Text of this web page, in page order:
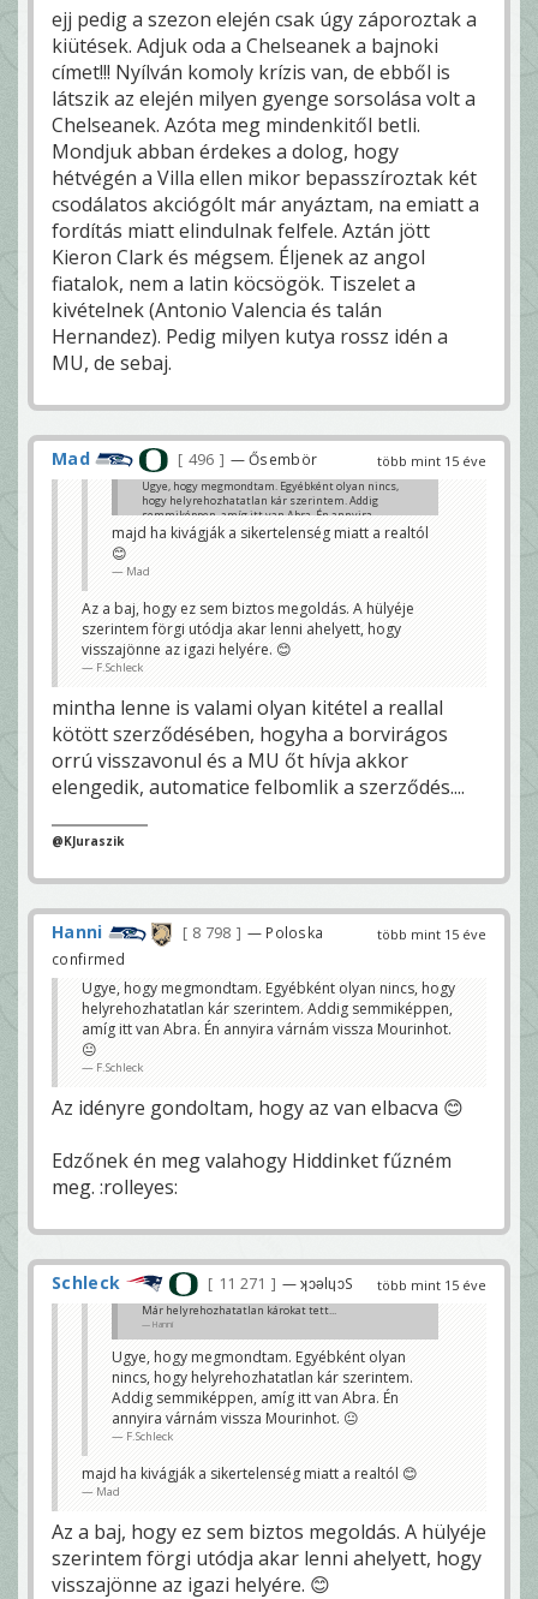
ejj pedig a szezon elején csak úgy záporoztak a
kiütések. Adjuk oda a Chelseanek a bajnoki
címet!!! Nyílván komoly krízis van, de ebből is
látszik az elején milyen gyenge sorsolása volt a
Chelseanek. Azóta meg mindenkitől betli.
Mondjuk abban érdekes a dolog, hogy
hétvégén a Villa ellen mikor bepasszíroztak két
csodálatos akciógólt már anyáztam, na emiatt a
fordítás miatt elindulnak felfele. Aztán jött
Kieron Clark és mégsem. Éljenek az angol
fiatalok, nem a latin köcsögök. Tiszelet a
kivételnek (Antonio Valencia és talán
Hernandez). Pedig milyen kutya rossz idén a
MU, de sebaj.
több mint 15 éve
Mad 496 — Ősembör
Ugye, hogy megmondtam. Egyébként olyan nincs,
hogy helyrehozhatatlan kár szerintem. Addig
semmiképpen, amíg itt van Abra. Én annyira
várnám vissza Mourinhot. 😐
majd ha kivágják a sikertelenség miatt a realtól
😊
Mad
Az a baj, hogy ez sem biztos megoldás. A hülyéje
szerintem förgi utódja akar lenni ahelyett, hogy
visszajönne az igazi helyére. 😊
F.Schleck
mintha lenne is valami olyan kitétel a reallal
kötött szerződésében, hogyha a borvirágos
orrú visszavonul és a MU őt hívja akkor
elengedik, automatice felbomlik a szerződés....
@KJuraszik
több mint 15 éve
Hanni 8 798
— Poloska
confirmed
Ugye, hogy megmondtam. Egyébként olyan nincs, hogy
helyrehozhatatlan kár szerintem. Addig semmiképpen,
amíg itt van Abra. Én annyira várnám vissza Mourinhot.
😐
F.Schleck
Az idényre gondoltam, hogy az van elbacva 😊
Edzőnek én meg valahogy Hiddinket fűzném
meg. :rolleyes:
több mint 15 éve
Schleck 11 271 — ʞɔǝlɥɔS
Már helyrehozhatatlan károkat tett...
Hanni
Ugye, hogy megmondtam. Egyébként olyan
nincs, hogy helyrehozhatatlan kár szerintem.
Addig semmiképpen, amíg itt van Abra. Én
annyira várnám vissza Mourinhot. 😐
F.Schleck
majd ha kivágják a sikertelenség miatt a realtól 😊
Mad
Az a baj, hogy ez sem biztos megoldás. A hülyéje
szerintem förgi utódja akar lenni ahelyett, hogy
visszajönne az igazi helyére. 😊